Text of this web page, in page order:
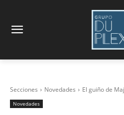
Secciones Novedades El guiño de
Novedades